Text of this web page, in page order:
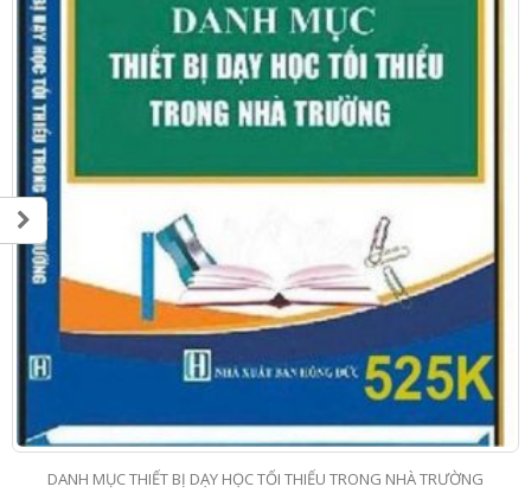
DANH MỤC THIẾT BỊ DẠY HỌC TỐI THIỂU TRONG NHÀ TRƯỜNG